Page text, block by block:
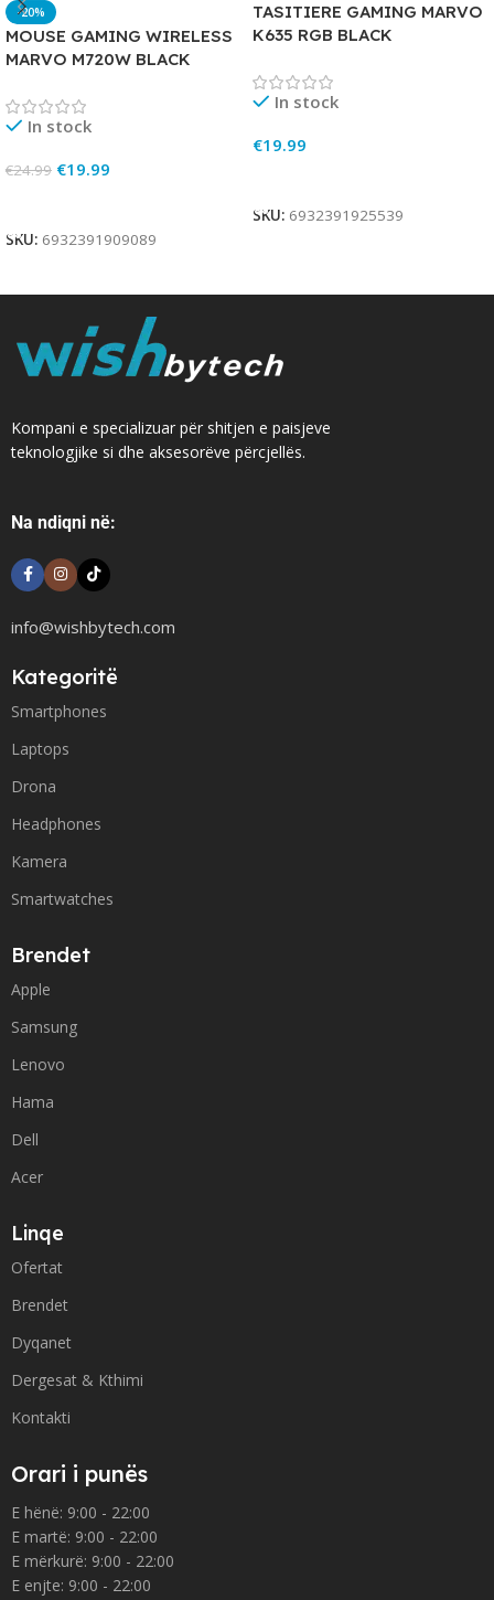
-20%
MOUSE GAMING WIRELESS
MARVO M720W BLACK
In stock
€24.99 €19.99
SKU: 6932391909089
TASITIERE GAMING MARVO
K635 RGB BLACK
In stock
€19.99
SKU: 6932391925539
Kompani e specializuar për shitjen e paisjeve
teknologjike si dhe aksesorëve përcjellës.
Na ndiqni në:
info@wishbytech.com
Kategoritë
Smartphones
Laptops
Drona
Headphones
Kamera
Smartwatches
Brendet
Apple
Samsung
Lenovo
Hama
Dell
Acer
Linqe
Ofertat
Brendet
Dyqanet
Dergesat & Kthimi
Kontakti
Orari i punës
E hënë: 9:00 - 22:00
E martë: 9:00 - 22:00
E mërkurë: 9:00 - 22:00
E enjte: 9:00 - 22:00